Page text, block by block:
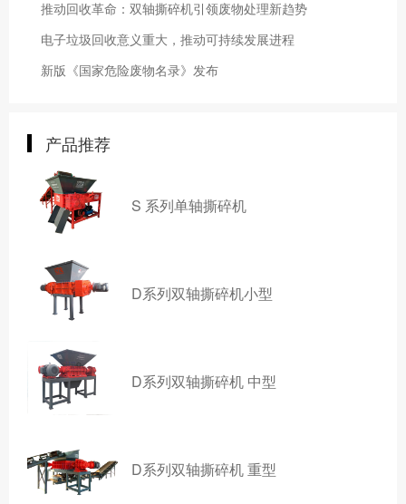
推动回收革命：双轴撕碎机引领废物处理新趋势
电子垃圾回收意义重大，推动可持续发展进程
新版《国家危险废物名录》发布
产品推荐
S 系列单轴撕碎机
D系列双轴撕碎机小型
D系列双轴撕碎机 中型
D系列双轴撕碎机 重型